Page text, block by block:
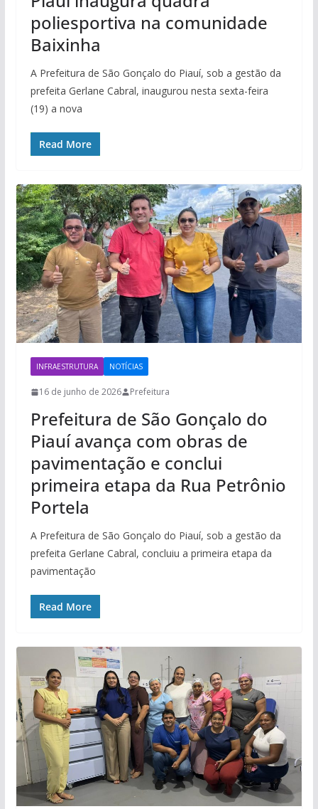
poliesportiva na comunidade
Baixinha
A Prefeitura de São Gonçalo do Piauí, sob a gestão da
prefeita Gerlane Cabral, inaugurou nesta sexta-feira
(19) a nova
Read More
INFRAESTRUTURA NOTÍCIAS
16 de junho de 2026 Prefeitura
Prefeitura de São Gonçalo do
Piauí avança com obras de
pavimentação e conclui
primeira etapa da Rua Petrônio
Portela
A Prefeitura de São Gonçalo do Piauí, sob a gestão da
prefeita Gerlane Cabral, concluiu a primeira etapa da
pavimentação
Read More